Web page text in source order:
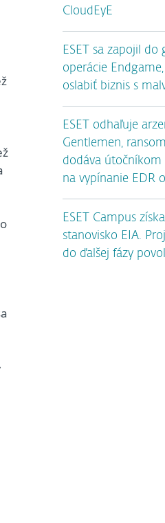
CloudEyE
ESET sa zapojil do
operácie
oslabiť biznis s
ESET odhaľuje
Gentlemen,
dodáva útočníkom
na vypínanie EDR
ESET Campus
stanovisko EIA.
do ďalšej fázy